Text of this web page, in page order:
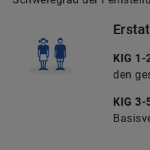
KIG 1-
den
KIG 3-